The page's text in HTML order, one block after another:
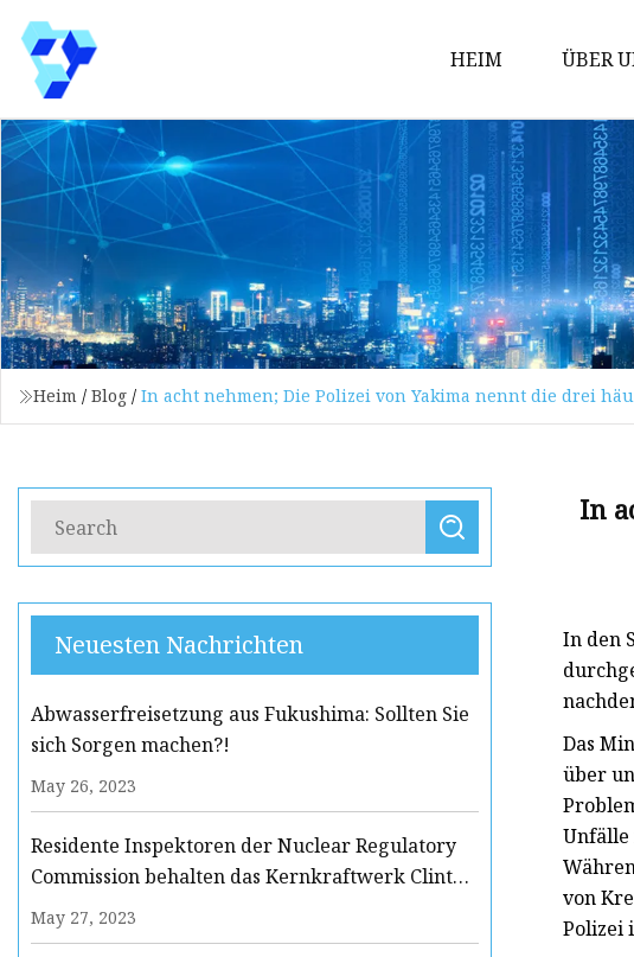
HEIM ÜBER
Heim / Blog / In acht nehmen; Die Polizei von Yakima nennt die drei
Neuesten Nachrichten
Abwasserfreisetzung aus Fukushima: Sollten Sie
sich Sorgen machen?!
May 26, 2023
Residente Inspektoren der Nuclear Regulatory
Commission behalten das Kernkraftwerk Clinton
im Auge
May 27, 2023
In
In den
Das
über
Unfälle
von
Polizei